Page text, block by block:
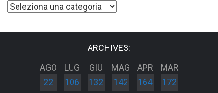
Categorie
ARCHIVES:
AGO
22
LUG
106
GIU
132
MAG
142
APR
164
MAR
172